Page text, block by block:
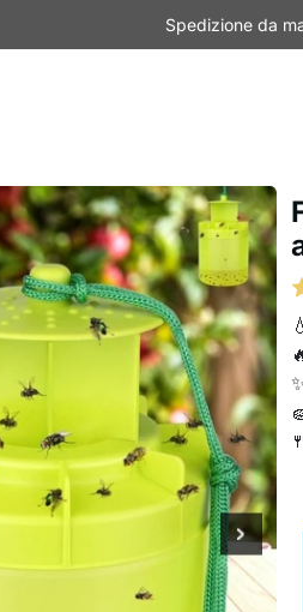
Spedizione da